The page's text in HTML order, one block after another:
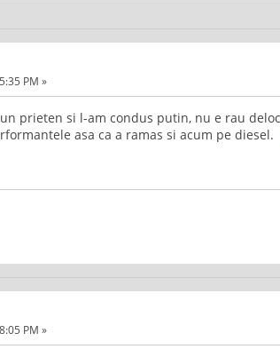
PM »
prieten si l-am condus putin, nu e rau
asa ca a ramas si acum pe diesel.
PM »